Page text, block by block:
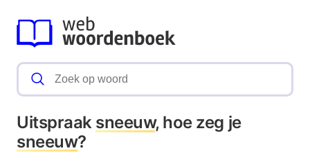
Uitspraak sneeuw, hoe zeg je
sneeuw?